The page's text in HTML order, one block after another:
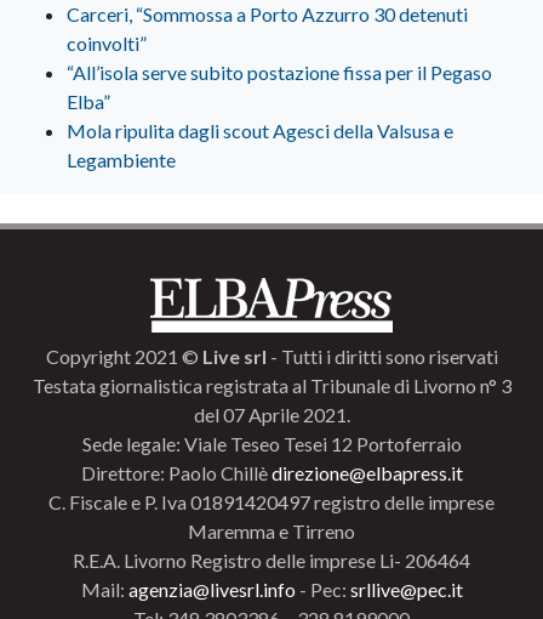
Carceri, “Sommossa a Porto Azzurro 30 detenuti
coinvolti”
“All’isola serve subito postazione fissa per il Pegaso
Elba”
Mola ripulita dagli scout Agesci della Valsusa e
Legambiente
Copyright 2021 © Live srl - Tutti i diritti sono riservati
Testata giornalistica registrata al Tribunale di Livorno n° 3
del 07 Aprile 2021.
Sede legale: Viale Teseo Tesei 12 Portoferraio
Direttore: Paolo Chillèdirezione@elbapress.it
C. Fiscale e P. Iva 01891420497 registro delle imprese
Maremma e Tirreno
R.E.A. Livorno Registro delle imprese Li- 206464
Mail: agenzia@livesrl.info - Pec: srllive@pec.it